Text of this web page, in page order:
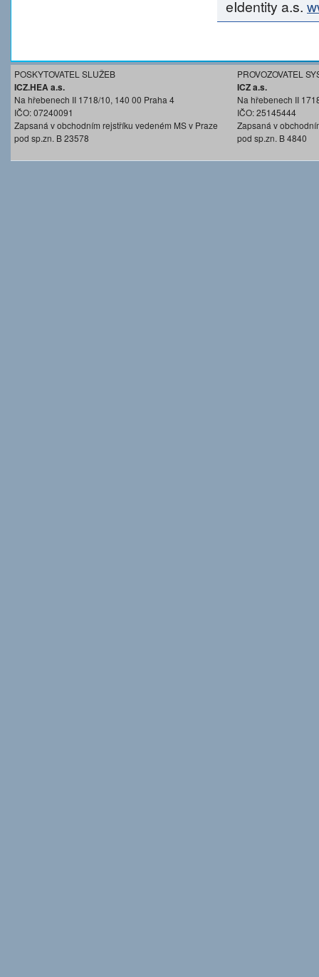
eIdentity a.s.
POSKYTOVATEL SLUŽEB
ICZ.HEA a.s.
Na hřebenech II 1718/10, 140 00 Praha 4
IČO: 07240091
Zapsaná v obchodním rejstříku vedeném MS v Praze
pod sp.zn. B 23578
PROVOZOVATEL
ICZ a.s.
Na hřebenech II
IČO: 25145444
Zapsaná v
pod sp.zn. B 4840